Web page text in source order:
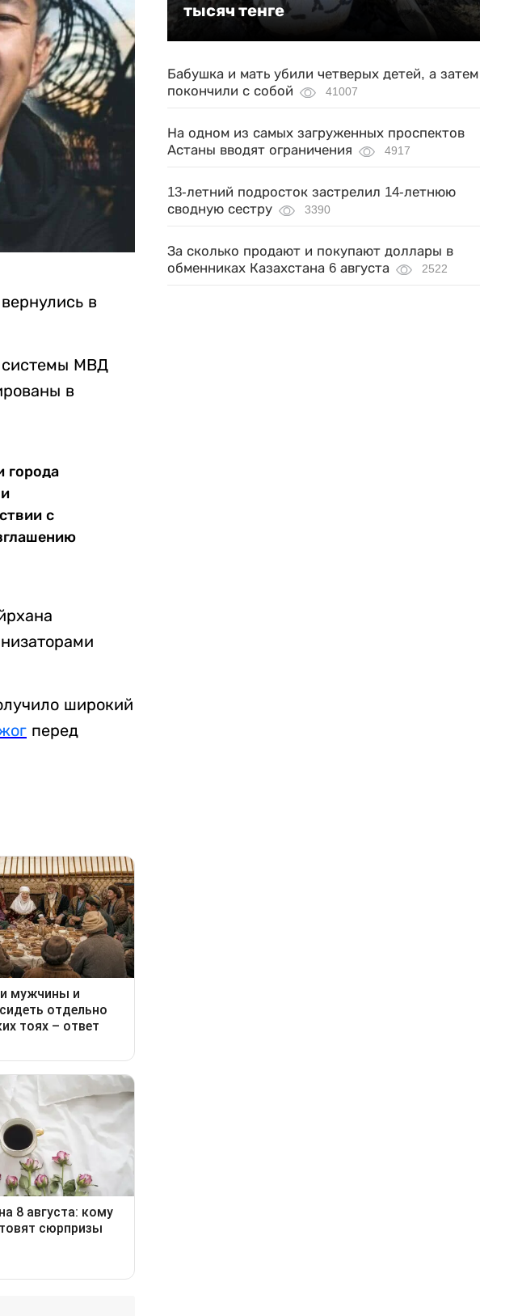
в
системы МВД
в
города
с
широкий
перед
тысяч тенге
Бабушка и мать убили четверых детей, а затем
покончили с собой
41007
На одном из самых загруженных проспектов
Астаны вводят ограничения
4917
13-летний подросток застрелил 14-летнюю
сводную сестру
3390
За сколько продают и покупают доллары в
обменниках Казахстана 6 августа
2522